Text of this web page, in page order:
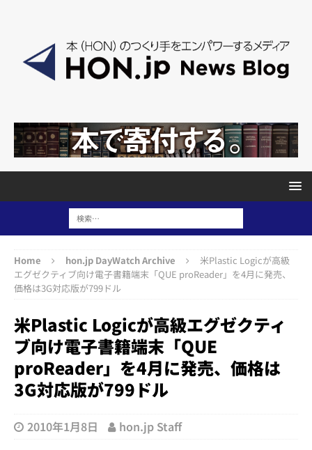
Home hon.jp DayWatch Archive
米Plastic Logicが高級
エグゼクティブ向け電子書籍端末「QUE proReader」を4月に発売、
価格は3G対応版が799ドル
米Plastic Logicが高級エグゼクティ
ブ向け電子書籍端末「QUE
proReader」を4月に発売、価格は
3G対応版が799ドル
2010年1月8日 hon.jp Staff